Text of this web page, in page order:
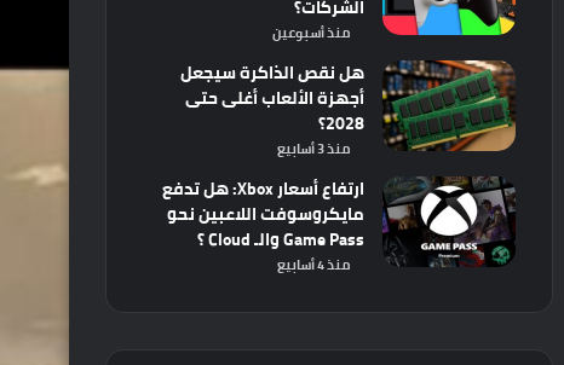
الشركات؟
منذ أسبوعين
هل نقص الذاكرة سيجعل
أجهزة الألعاب أغلى حتى
2028؟
منذ 3 أسابيع
ارتفاع أسعار Xbox: هل تدفع
مايكروسوفت اللاعبين نحو
Game Pass والـ Cloud ؟
منذ 4 أسابيع